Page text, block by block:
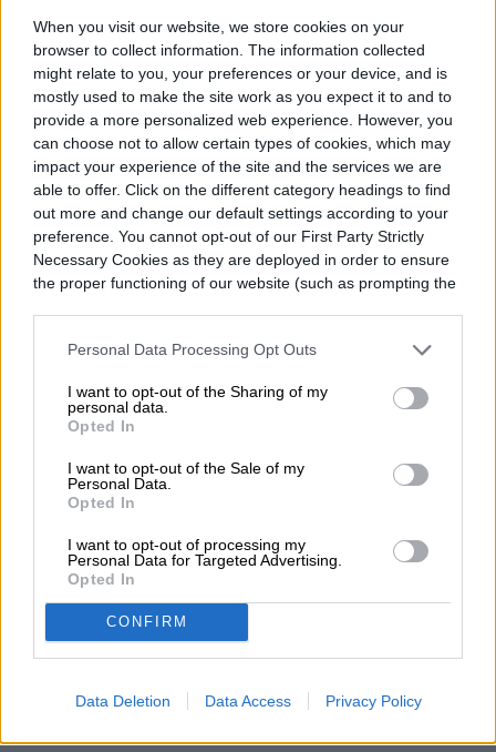
When you visit our website, we store cookies on your
browser to collect information. The information collected
might relate to you, your preferences or your device, and is
mostly used to make the site work as you expect it to and to
provide a more personalized web experience. However, you
can choose not to allow certain types of cookies, which may
impact your experience of the site and the services we are
able to offer. Click on the different category headings to find
out more and change our default settings according to your
preference. You cannot opt-out of our First Party Strictly
Necessary Cookies as they are deployed in order to ensure
the proper functioning of our website (such as prompting the
Personal Data Processing Opt Outs
I want to opt-out of the Sharing of my
personal data.
Opted In
I want to opt-out of the Sale of my
Personal Data.
Opted In
I want to opt-out of processing my
Personal Data for Targeted Advertising.
Opted In
CONFIRM
Data Deletion Data Access Privacy Policy
detalles sobre el estado actual del
vehículo, porque a ese nivel de
coleccionismo, se trata de un detalle sin
importancia y el vendedor probablemente
no estará dispuesto a rebajar un centavo
del precio de venta por un rayón de más.
Después de todo lo que está vendiendo no
la historia de la Fórmula 1.
Simón Gomez
Topics